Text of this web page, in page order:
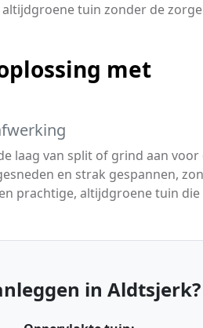
tuin zonder de
met
laag van split of grind aan
en strak gespannen,
prachtige, altijdgroene tuin
in Aldtsjerk?